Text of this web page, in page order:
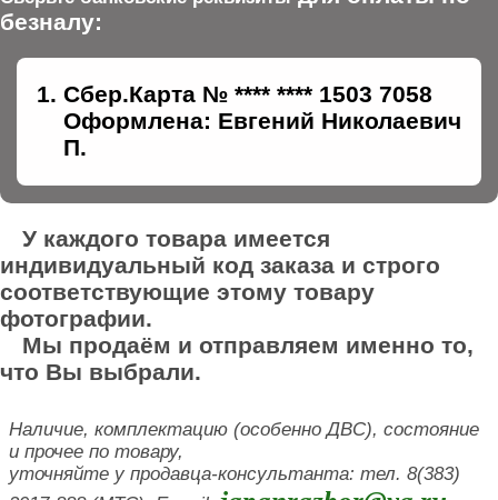
безналу:
Сбер.Карта № **** **** 1503 7058
Оформлена: Евгений Николаевич
П.
У каждого товара имеется
индивидуальный код заказа и строго
соответствующие этому товару
фотографии.
Мы продаём и отправляем именно то,
что Вы выбрали.
Наличие, комплектацию (особенно ДВС), состояние
и прочее по товару,
уточняйте у продавца-консультанта: тел. 8(383)